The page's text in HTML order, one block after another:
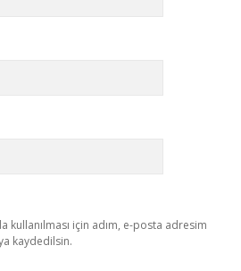
kullanılması için adım, e-posta adresim
kaydedilsin.